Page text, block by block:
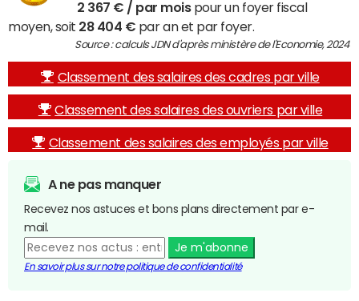
2 367 € / par moispour un foyer fiscal
moyen, soit 28 404 € par an et par foyer.
Source : calculs JDN d'après ministère de l'Economie, 2024
Classement des salaires des cadres par ville
Classement des salaires des ouvriers par ville
Classement des salaires des employés par ville
A ne pas manquer
Recevez nos astuces et bons plans directement par e-
mail.
Je m'abonne
En savoir plus sur notre politique de confidentialité